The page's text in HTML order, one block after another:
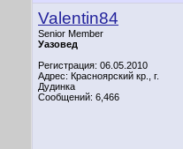
Valentin84
Senior Member
Уазовед
Регистрация: 06.05.2010
Адрес: Красноярский кр., г.
Дудинка
Сообщений: 6,466